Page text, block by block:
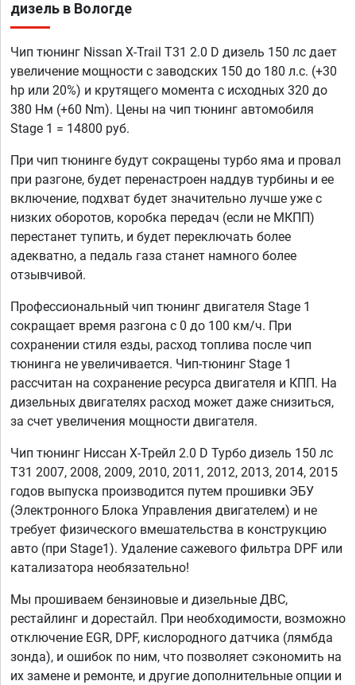
дизель в Вологде
Чип тюнинг Nissan X-Trail T31 2.0 D дизель 150 лс дает
увеличение мощности с заводских 150 до 180 л.с. (+30
hp или 20%) и крутящего момента с исходных 320 до
380 Нм (+60 Nm). Цены на чип тюнинг автомобиля
Stage 1 = 14800 руб.
При чип тюнинге будут сокращены турбо яма и провал
при разгоне, будет перенастроен наддув турбины и ее
включение, подхват будет значительно лучше уже с
низких оборотов, коробка передач (если не МКПП)
перестанет тупить, и будет переключать более
адекватно, а педаль газа станет намного более
отзывчивой.
Профессиональный чип тюнинг двигателя Stage 1
сокращает время разгона с 0 до 100 км/ч. При
сохранении стиля езды, расход топлива после чип
тюнинга не увеличивается. Чип-тюнинг Stage 1
рассчитан на сохранение ресурса двигателя и КПП. На
дизельных двигателях расход может даже снизиться,
за счет увеличения мощности двигателя.
Чип тюнинг Ниссан Х-Трейл 2.0 D Турбо дизель 150 лс
T31 2007, 2008, 2009, 2010, 2011, 2012, 2013, 2014, 2015
годов выпуска производится путем прошивки ЭБУ
(Электронного Блока Управления двигателем) и не
требует физического вмешательства в конструкцию
авто (при Stage1). Удаление сажевого фильтра DPF или
катализатора необязательно!
Мы прошиваем бензиновые и дизельные ДВС,
рестайлинг и дорестайл. При необходимости, возможно
отключение EGR, DPF, кислородного датчика (лямбда
зонда), и ошибок по ним, что позволяет сэкономить на
их замене и ремонте, и другие дополнительные опции и